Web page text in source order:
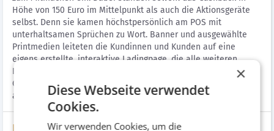
Höhe von 150 Euro im Mittelpunkt als auch die Aktionsgeräte
selbst. Denn sie kamen höchstpersönlich am POS mit
unterhaltsamen Sprüchen zu Wort. Banner und ausgewählte
Printmedien leiteten die Kundinnen und Kunden auf eine
eigens erstellte, interaktive Ladingpage, die alle weiteren
Informationen zu den teilnehmenden Händlern und den
Geräten lieferte. Der Handel wurde zusätzlich mit
aufmerksamkeitsstarken Deko-Paketen versorgt.
Bilder
×
Diese Webseite verwendet
Cookies.
Wir verwenden Cookies, um die